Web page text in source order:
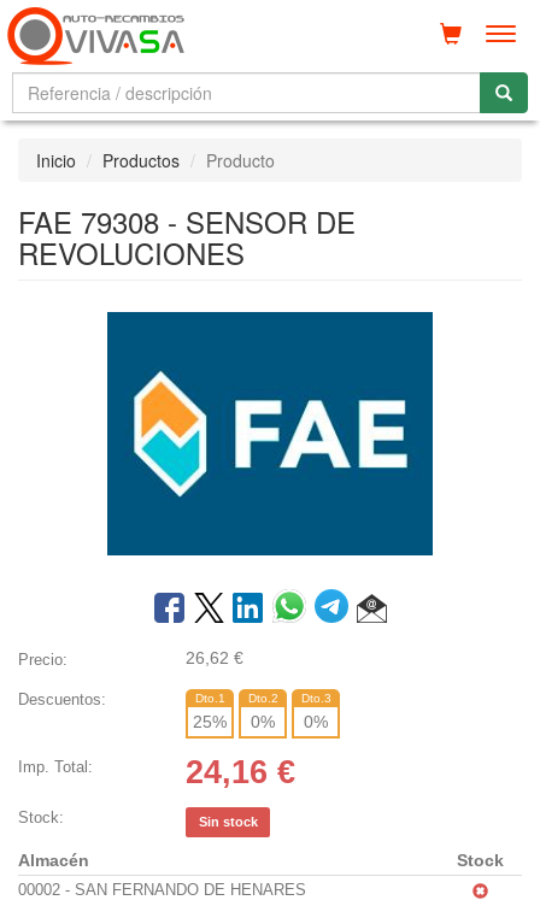
Inicio Productos Producto
FAE 79308 - SENSOR DE
REVOLUCIONES
Precio: 26,62 €
Descuentos: Dto.1
25%
Dto.2
0%
Dto.3
0%
Imp. Total: 24,16 €
Stock: Sin stock
Almacén Stock
00002 - SAN FERNANDO DE HENARES